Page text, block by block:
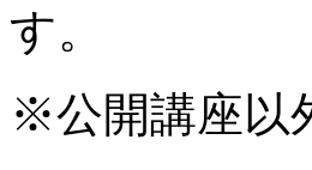
す。
※公開講座以